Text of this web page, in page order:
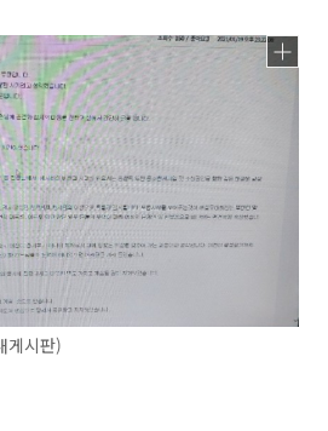
게시판)